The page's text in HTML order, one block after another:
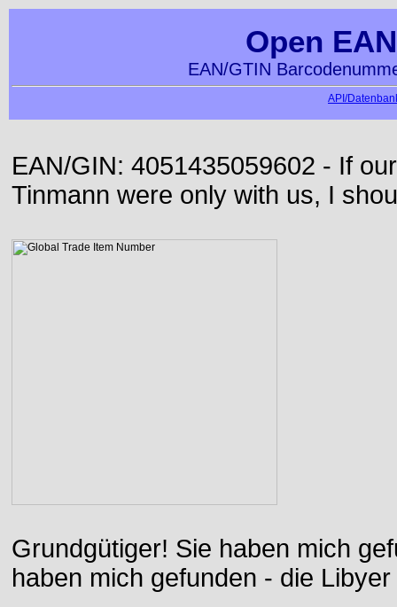
Open
EAN/GTIN
API/
EAN/GIN: 4051435059602 - If
Tinmann were only with us, I
Grundgütiger! Sie haben mich
haben mich gefunden - die